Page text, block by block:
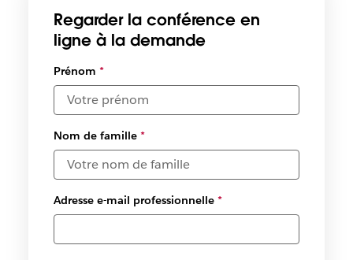
Regarder la conférence en
ligne à la demande
Prénom *
Nom de famille*
Adresse e-mail professionnelle*